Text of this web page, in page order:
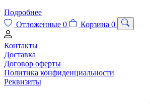
Подробнее
Отложенные 0 Корзина 0
Контакты
Доставка
Договор оферты
Политика конфиденциальности
Реквизиты